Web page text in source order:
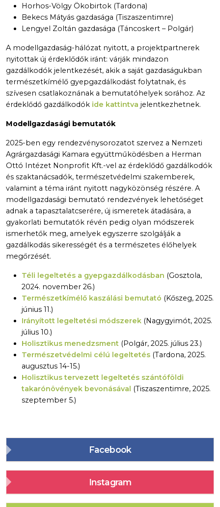
Horhos-Völgy Ökobirtok (Tardona)
Bekecs Mátyás gazdasága (Tiszaszentimre)
Lengyel Zoltán gazdasága (Táncoskert – Polgár)
A modellgazdaság-hálózat nyitott, a projektpartnerek
nyitottak új érdeklődők iránt: várják mindazon
gazdálkodók jelentkezését, akik a saját gazdaságukban
természetkímélő gyepgazdálkodást folytatnak, és
szívesen csatlakoznának a bemutatóhelyek sorához. Az
érdeklődő gazdálkodók ide kattintva jelentkezhetnek.
Modellgazdasági bemutatók
2025-ben egy rendezvénysorozatot szervez a Nemzeti
Agrárgazdasági Kamara együttműködésben a Herman
Ottó Intézet Nonprofit Kft.-vel az érdeklődő gazdálkodók
és szaktanácsadók, természetvédelmi szakemberek,
valamint a téma iránt nyitott nagyközönség részére. A
modellgazdasági bemutató rendezvények lehetőséget
adnak a tapasztalatcserére, új ismeretek átadására, a
gyakorlati bemutatók révén pedig olyan módszerek
ismerhetők meg, amelyek egyszerre szolgálják a
gazdálkodás sikerességét és a természetes élőhelyek
megőrzését.
Téli legeltetés a gyepgazdálkodásban (Gosztola,
2024. november 26.)
Természetkímélő kaszálási bemutató (Kőszeg, 2025.
június 11.)
Irányított legeltetési módszerek (Nagygyimót, 2025.
július 10.)
Holisztikus menedzsment (Polgár, 2025. július 23.)
Természetvédelmi célú legeltetés (Tardona, 2025.
augusztus 14-15.)
Holisztikus tervezett legeltetés szántóföldi
takarónövények bevonásával
(Tiszaszentimre, 2025.
szeptember 5.)
Facebook
Instagram